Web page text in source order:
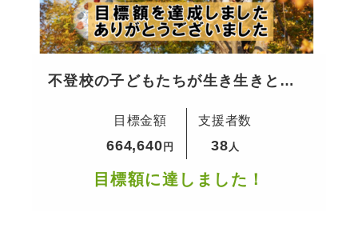
不登校の子どもたちが生き生きと過
目標金額
664,640 円
支援者数
38人
目標額に達しました！